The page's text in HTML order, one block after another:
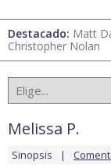
Destacado: Matt
Christopher Nolan
Melissa P.
Sinopsis